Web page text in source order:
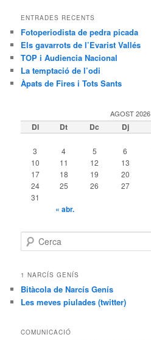
ENTRADES RECENTS
Fotoperiodista de pedra picada
Els gavarrots de l’Evarist Vallés
TOP i Audiencia Nacional
La temptació de l’odi
Àpats de Fires i Tots Sants
AGOST 2026
Dl Dt Dc Dj
3
4 5 6
10
11 12 13
17
18 19 20
24
25 26 27
31
« abr.
e
c1 NARCÍS GENÍS
Bitàcola de Narcís Genís
Les meves piulades (twitter)
COMUNICACIÓ